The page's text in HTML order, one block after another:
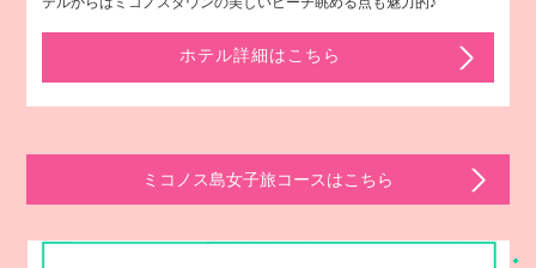
ホテル詳細はこちら
ミコノス島女子旅コースはこちら